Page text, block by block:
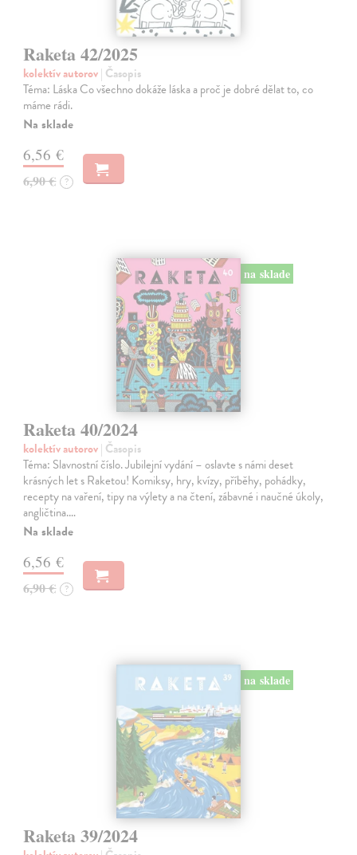
Raketa 42/2025
kolektív autorov| Časopis
Téma: Láska Co všechno dokáže láska a proč je dobré dělat to, co
máme rádi.
Na sklade
6,56 €
6,90 € ?
na sklade
Raketa 40/2024
kolektív autorov| Časopis
Téma: Slavnostní číslo. Jubilejní vydání – oslavte s námi deset
krásných let s Raketou! Komiksy, hry, kvízy, příběhy, pohádky,
recepty na vaření, tipy na výlety a na čtení, zábavné i naučné úkoly,
angličtina.…
Na sklade
6,56 €
6,90 € ?
na sklade
Raketa 39/2024